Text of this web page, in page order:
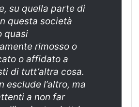
su quella parte di
questa società
quasi
rimosso o
o affidato a
di tutt’altra cosa.
esclude l’altro, ma
a non far